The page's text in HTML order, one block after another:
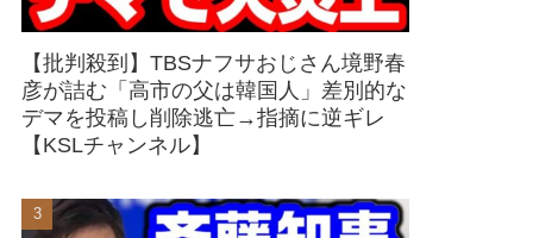
【批判殺到】TBSナフサおじさん境野春
彦が詰む「高市の父は韓国人」差別的な
デマを投稿し削除逃亡→指摘に逆ギレ
【KSLチャンネル】